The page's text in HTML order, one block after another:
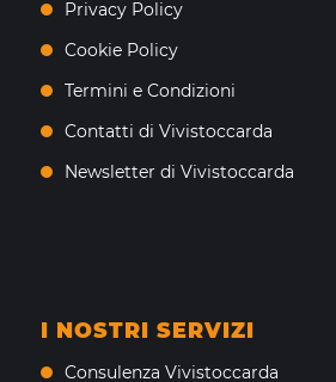
Privacy Policy
Cookie Policy
Termini e Condizioni
Contatti di Vivistoccarda
Newsletter di Vivistoccarda
I NOSTRI SERVIZI
Consulenza Vivistoccarda